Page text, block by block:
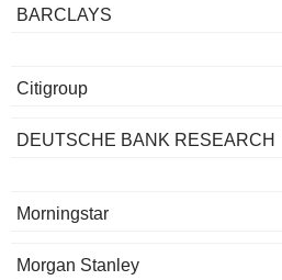
BARCLAYS
Citigroup
DEUTSCHE BANK RESEARCH
Morningstar
Morgan Stanley